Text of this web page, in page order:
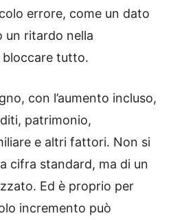
errore, come un dato
un ritardo nella
bloccare tutto.
con l’aumento incluso,
patrimonio,
e altri fattori. Non si
cifra standard, ma di un
Ed è proprio per
incremento può